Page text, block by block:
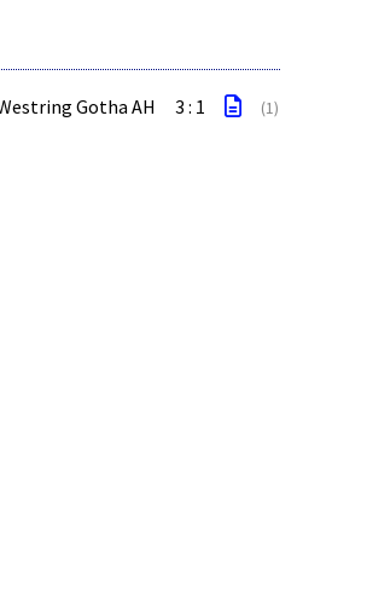
Gotha AH 3 : 1 (1)